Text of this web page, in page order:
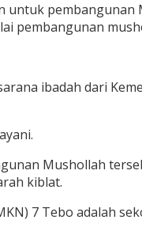
untuk
pembangunan
ibadah dari
Mushollah
kiblat.
7 Tebo adalah